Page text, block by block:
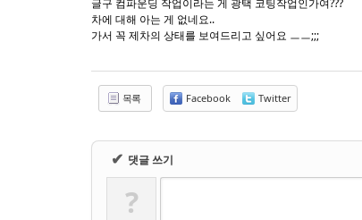
차에 대해 아는 게 없네요..
가서 꼭 제차의 상태를 보여드리고 싶어요 ㅡㅡ;;;
목록 Facebook Twitter
✔ 댓글 쓰기
?